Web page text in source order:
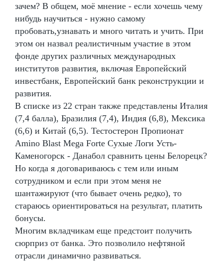
зачем? В общем, моё мнение - если хочешь чему
нибудь научиться - нужно самому
пробовать,узнавать и много читать и учить. При
этом он назвал реалистичным участие в этом
фонде других различных международных
институтов развития, включая Европейский
инвестбанк, Европейский банк реконструкции и
развития.
В списке из 22 стран также представлены Италия
(7,4 балла), Бразилия (7,4), Индия (6,8), Мексика
(6,6) и Китай (6,5). Тестостерон Пропионат
Amino Blast Mega Forte Сухые Логи Усть-
Каменогорск - Данабол сравнить цены Белорецк?
Но когда я договариваюсь с тем или иным
сотрудником и если при этом меня не
шантажируют (что бывает очень редко), то
стараюсь ориентироваться на результат, платить
бонусы.
Многим вкладчикам еще предстоит получить
сюрприз от банка. Это позволило нефтяной
отрасли динамично развиваться.